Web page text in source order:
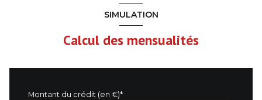
SIMULATION
Calcul des mensualités
Montant du crédit (en €)*